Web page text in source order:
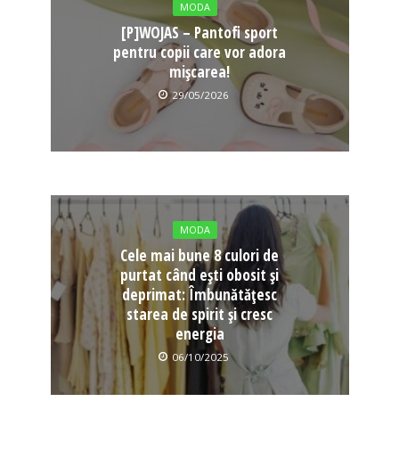
MODA
[P]WOJAS – Pantofi sport
pentru copii care vor adora
mișcarea!
29/05/2026
MODA
Cele mai bune 8 culori de
purtat când ești obosit și
deprimat: Îmbunătățesc
starea de spirit și cresc
energia
06/10/2025